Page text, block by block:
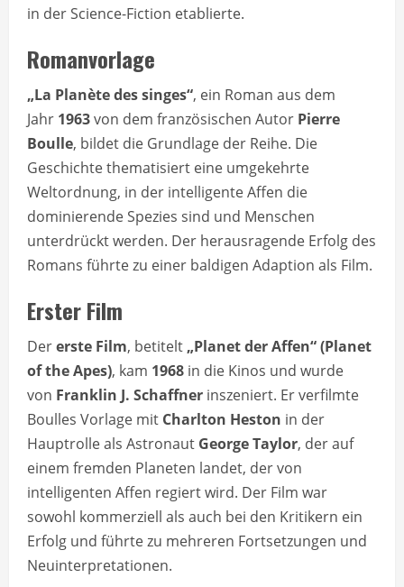
in der Science-Fiction etablierte.
Romanvorlage
„La Planète des singes“, ein Roman aus dem
Jahr 1963von dem französischen Autor Pierre
Boulle, bildet die Grundlage der Reihe. Die
Geschichte thematisiert eine umgekehrte
Weltordnung, in der intelligente Affen die
dominierende Spezies sind und Menschen
unterdrückt werden. Der herausragende Erfolg des
Romans führte zu einer baldigen Adaption als Film.
Erster Film
Dererste Film, betitelt „Planet der Affen“ (Planet
of the Apes), kam 1968 in die Kinos und wurde
von Franklin J. Schaffner inszeniert. Er verfilmte
Boulles Vorlage mit Charlton Heston in der
Hauptrolle als Astronaut George Taylor, der auf
einem fremden Planeten landet, der von
intelligenten Affen regiert wird. Der Film war
sowohl kommerziell als auch bei den Kritikern ein
Erfolg und führte zu mehreren Fortsetzungen und
Neuinterpretationen.